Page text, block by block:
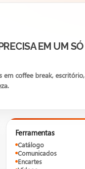
EM UM SÓ
em coffee break, escritório,
Ferramentas
Catálogo
Comunicados
Encartes